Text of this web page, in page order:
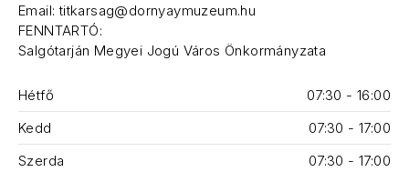
Email: titkarsag@dornyaymuzeum.hu
FENNTARTÓ:
Salgótarján Megyei Jogú Város Önkormányzata
Hétfő
07:30 - 16:00
Kedd
07:30 - 17:00
Szerda
07:30 - 17:00